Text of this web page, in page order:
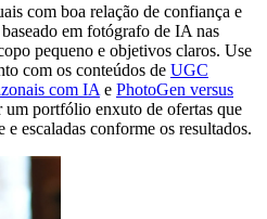
com boa relação de confiança e
em fotógrafo de IA nas
pequeno e objetivos claros. Use
com os conteúdos de UGC
com IA e PhotoGen versus
um portfólio enxuto de ofertas que
e escaladas conforme os resultados.